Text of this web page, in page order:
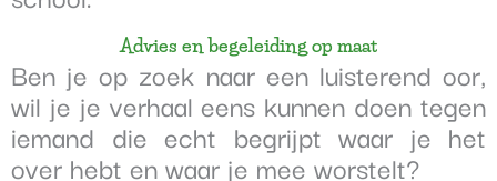
Advies en begeleiding op maat
Ben je op zoek naar een luisterend oor,
wil je je verhaal eens kunnen doen tegen
iemand die echt begrijpt waar je het
over hebt en waar je mee worstelt?